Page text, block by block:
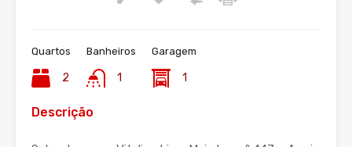
Quartos
2
Banheiros
1
Garagem
1
Descrição